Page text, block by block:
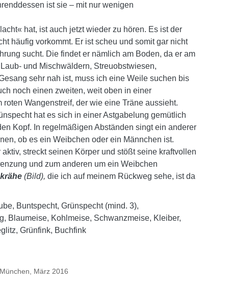
ist sie – mit nur wenigen
hat, ist auch jetzt wieder zu hören. Es ist der
häufig vorkommt. Er ist scheu und somit gar nicht
sucht. Die findet er nämlich am Boden, da er am
und Mischwäldern, Streuobstwiesen,
sehr nah ist, muss ich eine Weile suchen bis
noch einen zweiten, weit oben in einer
Wangenstreif, der wie eine Träne aussieht.
hat es sich in einer Astgabelung gemütlich
Kopf. In regelmäßigen Abständen singt ein anderer
ob es ein Weibchen oder ein Männchen ist.
streckt seinen Körper und stößt seine kraftvollen
und zum anderen um ein Weibchen
(Bild), die ich auf meinem Rückweg sehe, ist da
Buntspecht, Grünspecht (mind. 3),
Blaumeise, Kohlmeise, Schwanzmeise, Kleiber,
Grünfink, Buchfink
März 2016